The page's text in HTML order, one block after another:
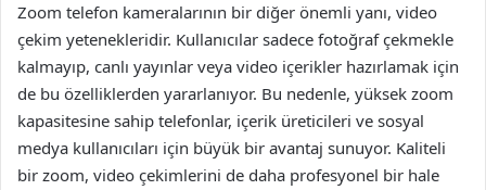
Zoom telefon kameralarının bir diğer önemli yanı, video
çekim yetenekleridir. Kullanıcılar sadece fotoğraf çekmekle
kalmayıp, canlı yayınlar veya video içerikler hazırlamak için
de bu özelliklerden yararlanıyor. Bu nedenle, yüksek zoom
kapasitesine sahip telefonlar, içerik üreticileri ve sosyal
medya kullanıcıları için büyük bir avantaj sunuyor. Kaliteli
bir zoom, video çekimlerini de daha profesyonel bir hale